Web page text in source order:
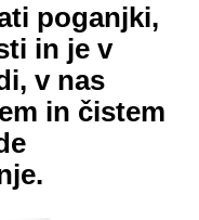
poganjki,
in je v
v nas
in čistem